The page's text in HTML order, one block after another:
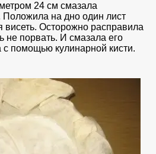
24 см смазала
на дно один лист
висеть. Осторожно расправила
не порвать. И смазала его
помощью кулинарной кисти.